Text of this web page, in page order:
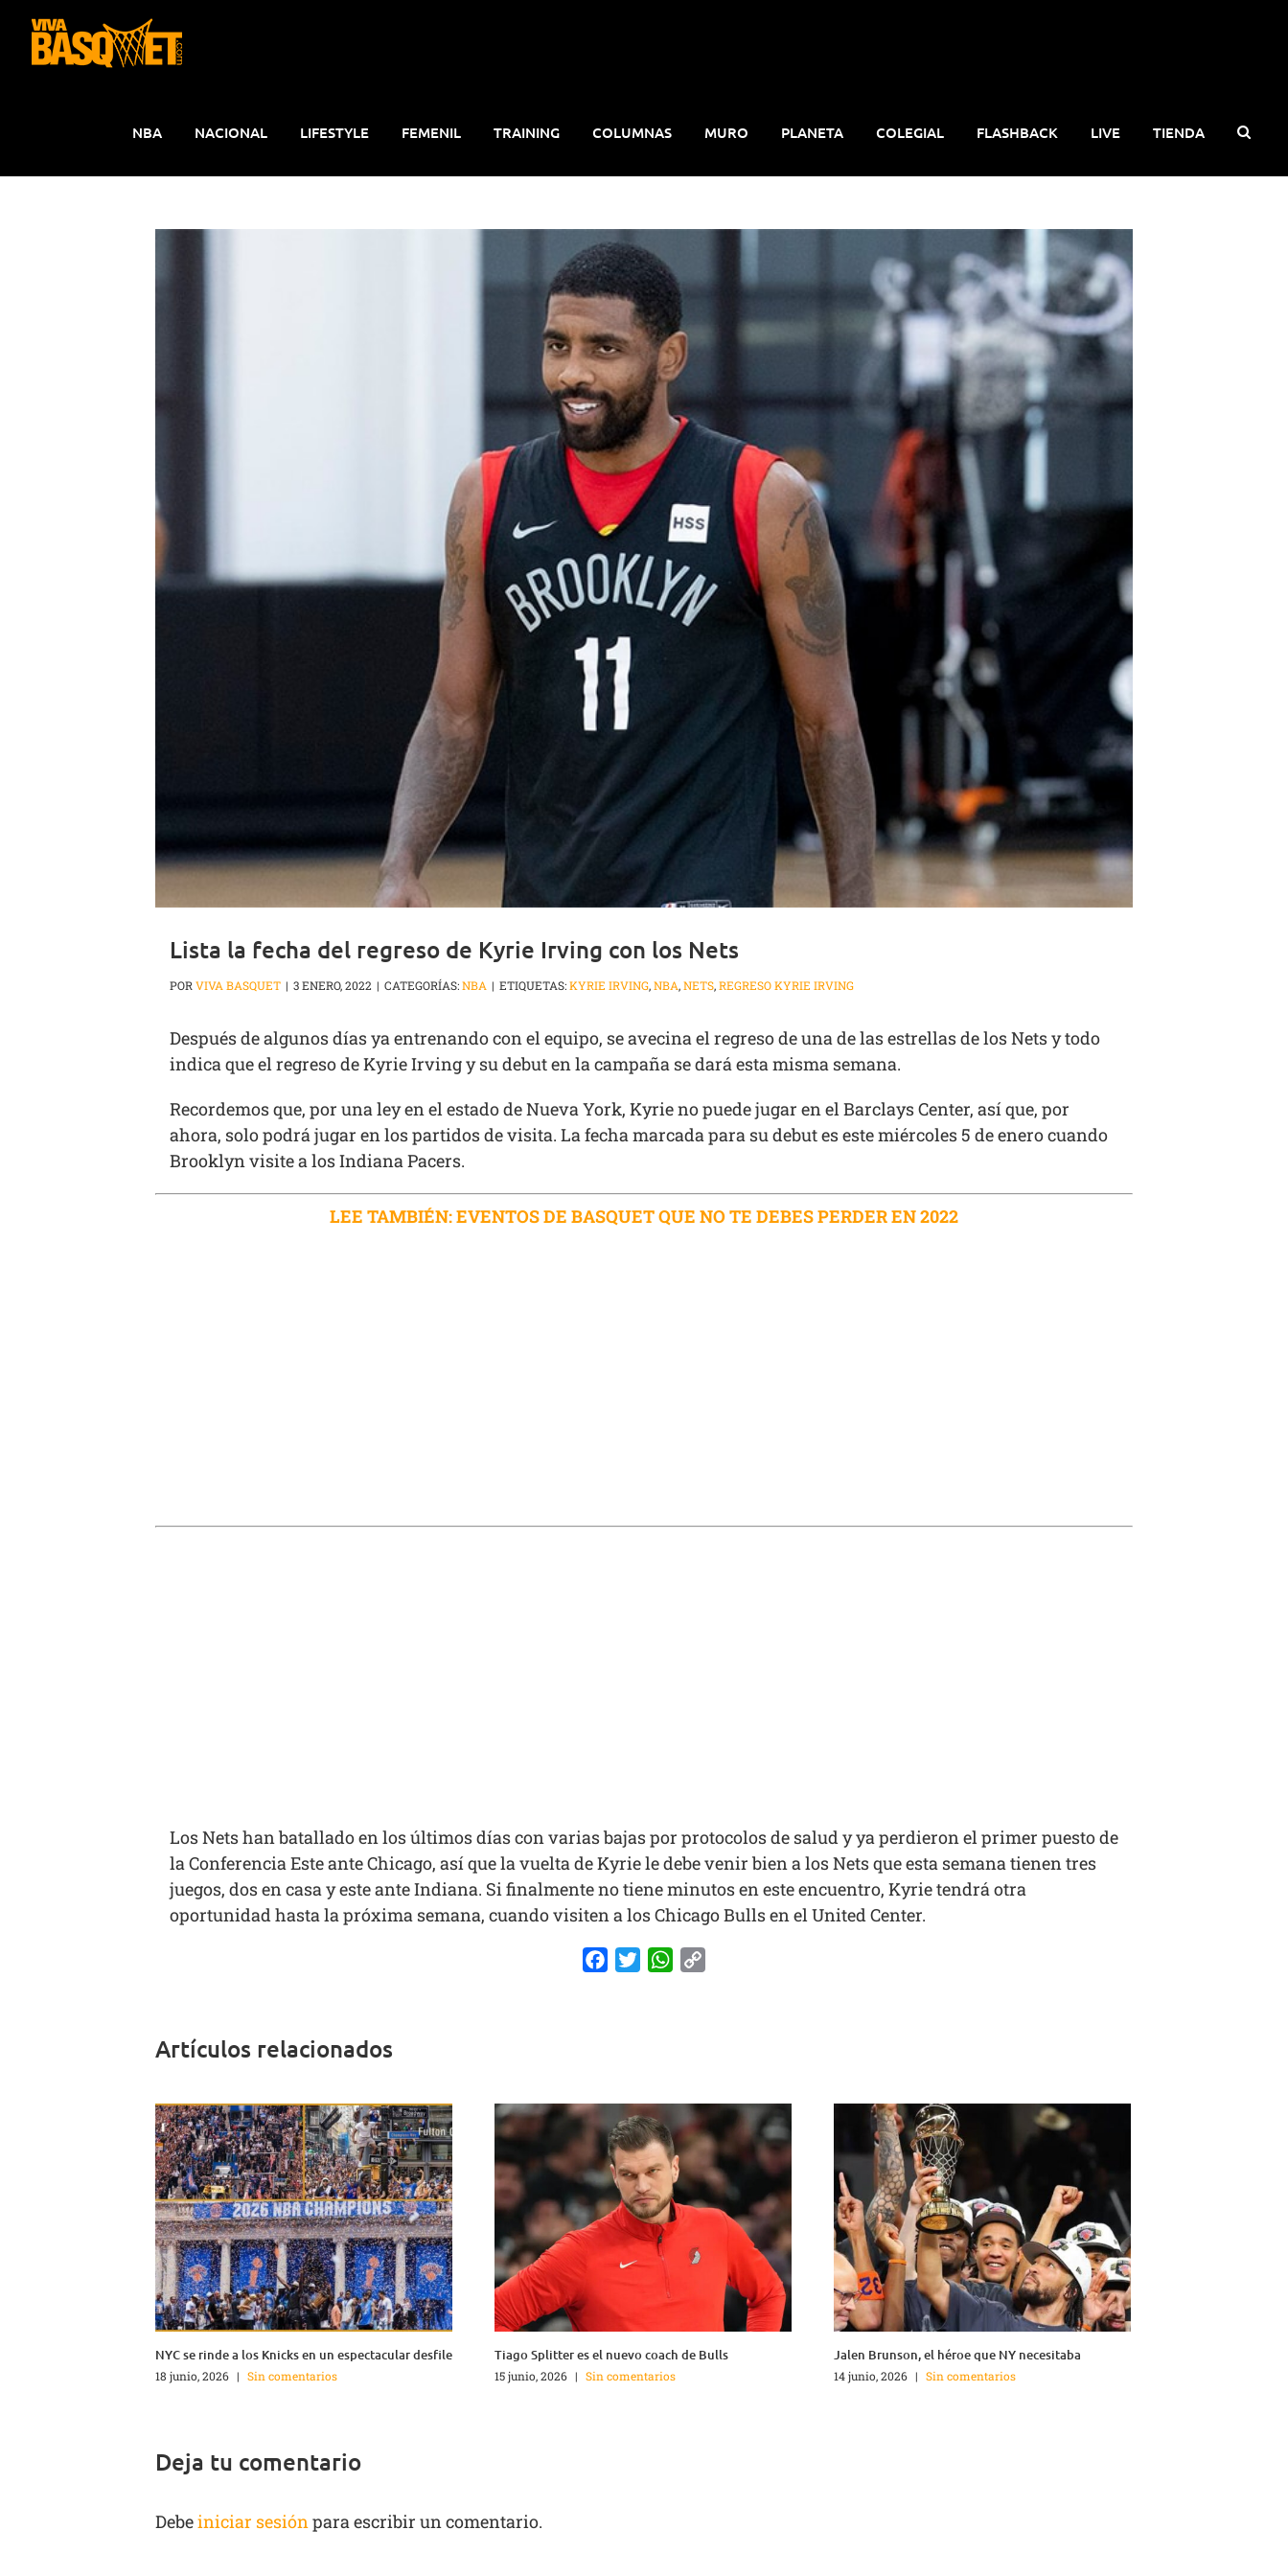
contenido
NBA NACIONAL LIFESTYLE FEMENIL TRAINING COLUMNAS MURO PLANETA COLEGIAL FLASHBACK LIVE TIENDA
Lista la fecha del regreso de Kyrie Irving con los Nets
PORVIVA BASQUET | 3 ENERO, 2022 | CATEGORÍAS:NBA | ETIQUETAS:KYRIE IRVING,NBA,NETS,REGRESO KYRIE IRVING
Después de algunos días ya entrenando con el equipo, se avecina el regreso de una de las estrellas de los Nets y todo
indica que el regreso de Kyrie Irving y su debut en la campaña se dará esta misma semana.
Recordemos que, por una ley en el estado de Nueva York, Kyrie no puede jugar en el Barclays Center, así que, por
ahora, solo podrá jugar en los partidos de visita. La fecha marcada para su debut es este miércoles 5 de enero cuando
Brooklyn visite a los Indiana Pacers.
LEE TAMBIÉN: EVENTOS DE BASQUET QUE NO TE DEBES PERDER EN 2022
Los Nets han batallado en los últimos días con varias bajas por protocolos de salud y ya perdieron el primer puesto de
la Conferencia Este ante Chicago, así que la vuelta de Kyrie le debe venir bien a los Nets que esta semana tienen tres
juegos, dos en casa y este ante Indiana. Si finalmente no tiene minutos en este encuentro, Kyrie tendrá otra
oportunidad hasta la próxima semana, cuando visiten a los Chicago Bulls en el United Center.
FacebookTwitterWhatsApp
Artículos relacionados
NYC se rinde a los Knicks en un espectacular desfile
18 junio, 2026 | Sin comentarios
Tiago Splitter es el nuevo coach de Bulls
15 junio, 2026 | Sin comentarios
Jalen Brunson, el héroe que NY necesitaba
14 junio, 2026 | Sin comentarios
Deja tu comentario
Debeiniciar sesión para escribir un comentario.